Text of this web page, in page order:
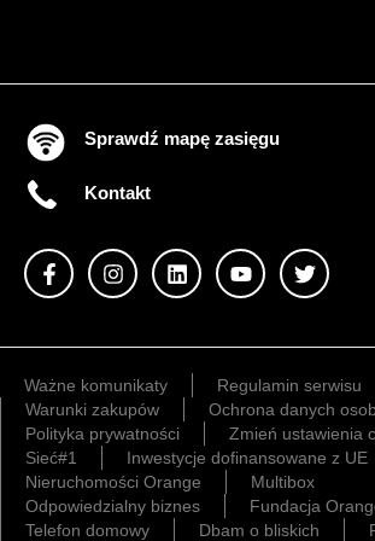
Sprawdź mapę zasięgu
Kontakt
Ważne komunikaty
Regulamin serwisu
Warunki zakupów
Ochrona danych
Polityka prywatności
Zmień ustawienia
Sieć#1
Inwestycje dofinansowane z UE
Nieruchomości Orange
Multibox
Odpowiedzialny biznes
Fundacja
Telefon domowy
Dbam o bliskich